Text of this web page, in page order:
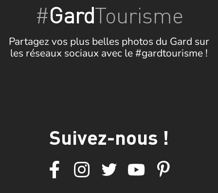
#GardTourisme
Partagez vos plus belles photos du Gard sur
les réseaux sociaux avec le #gardtourisme !
Suivez-nous !